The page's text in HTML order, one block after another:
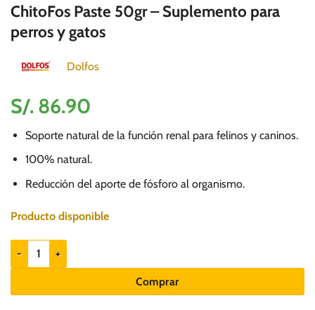
ChitoFos Paste 50gr – Suplemento para
perros y gatos
Dolfos
S/. 86.90
Soporte natural de la función renal para felinos y caninos.
100% natural.
Reducción del aporte de fósforo al organismo.
Producto disponible
ChitoFos Paste 50gr - Suplemento para perros y gatos cantidad
Comprar